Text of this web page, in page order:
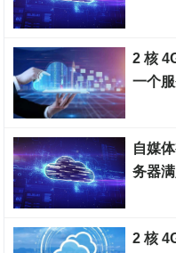
2 核
一个
自媒
务器
2 核